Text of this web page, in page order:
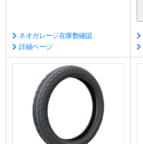
ネオガレージ在庫数確認
詳細ページ